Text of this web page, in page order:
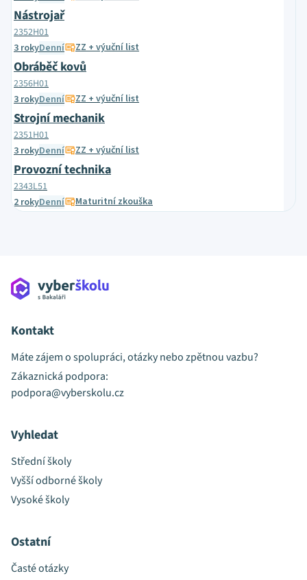
Nástrojař
2352H01
3 rokyDenní ZZ + výuční list
Obráběč kovů
2356H01
3 rokyDenní ZZ + výuční list
Strojní mechanik
2351H01
3 rokyDenní ZZ + výuční list
Provozní technika
2343L51
2 rokyDenní Maturitní zkouška
Kontakt
Máte zájem o spolupráci, otázky nebo zpětnou vazbu?
Zákaznická podpora:
podpora@vyberskolu.cz
Vyhledat
Střední školy
Vyšší odborné školy
Vysoké školy
Ostatní
Časté otázky